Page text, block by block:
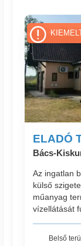
ELADÓ
Bács-
Az ingatlan
külső
műanyag
vízellátását
Belső
KIEMELT